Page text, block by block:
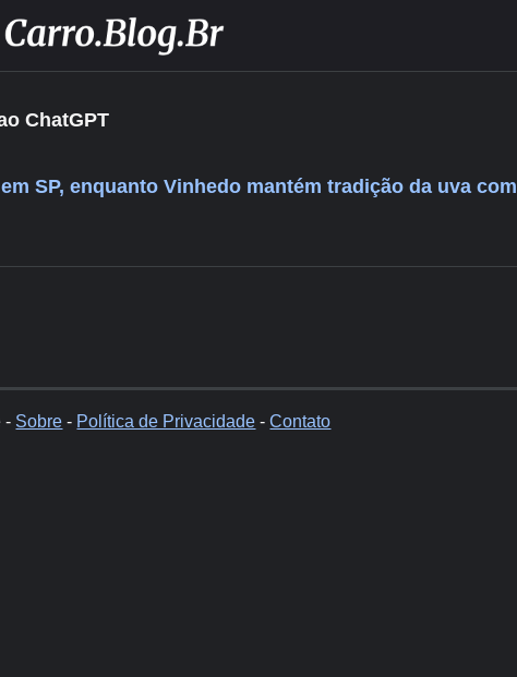
ChatGPT
SP, enquanto Vinhedo mantém tradição da uva com
- Sobre - Política de Privacidade -Contato